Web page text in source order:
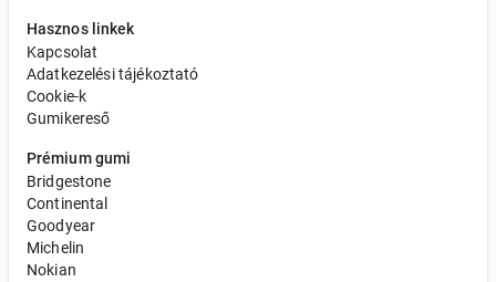
Hasznos linkek
Kapcsolat
Adatkezelési tájékoztató
Cookie-k
Gumikereső
Prémium gumi
Bridgestone
Continental
Goodyear
Michelin
Nokian